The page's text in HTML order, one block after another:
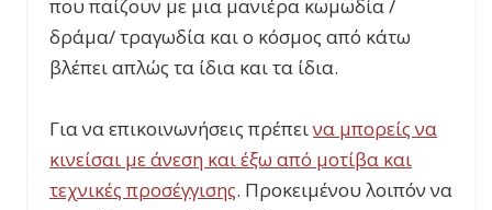
που παίζουν με μια μανιέρα κωμωδία /
δράμα/ τραγωδία και ο κόσμος από κάτω
βλέπει απλώς τα ίδια και τα ίδια.
Για να επικοινωνήσεις πρέπεινα μπορείς να
κινείσαι με άνεση και έξω από μοτίβα και
τεχνικές προσέγγισης. Προκειμένου λοιπόν να